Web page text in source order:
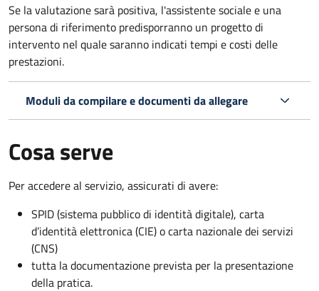
Se la valutazione sarà positiva, l'assistente sociale e una
persona di riferimento predisporranno un progetto di
intervento nel quale saranno indicati tempi e costi delle
prestazioni.
Moduli da compilare e documenti da allegare
Cosa serve
Per accedere al servizio, assicurati di avere:
SPID (sistema pubblico di identità digitale), carta
d’identità elettronica (CIE) o carta nazionale dei servizi
(CNS)
tutta la documentazione prevista per la presentazione
della pratica.